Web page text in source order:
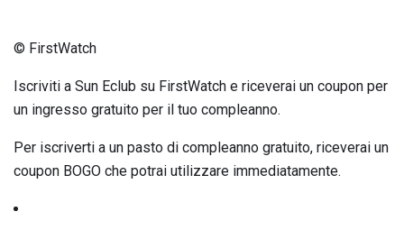
© FirstWatch
Iscriviti a Sun Eclub su FirstWatch e riceverai un coupon per
un ingresso gratuito per il tuo compleanno.
Per iscriverti a un pasto di compleanno gratuito, riceverai un
coupon BOGO che potrai utilizzare immediatamente.